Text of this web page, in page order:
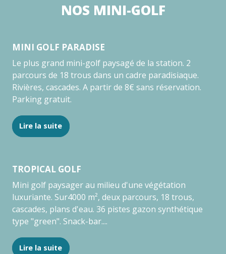
NOS MINI-GOLF
MINI GOLF PARADISE
Le plus grand mini-golf paysagé de la station. 2
parcours de 18 trous dans un cadre paradisiaque.
Rivières, cascades. A partir de 8€ sans réservation.
Parking gratuit.
Lire la suite
TROPICAL GOLF
Mini golf paysager au milieu d'une végétation
luxuriante. Sur4000 m², deux parcours, 18 trous,
cascades, plans d'eau. 36 pistes gazon synthétique
type "green". Snack-bar....
Lire la suite